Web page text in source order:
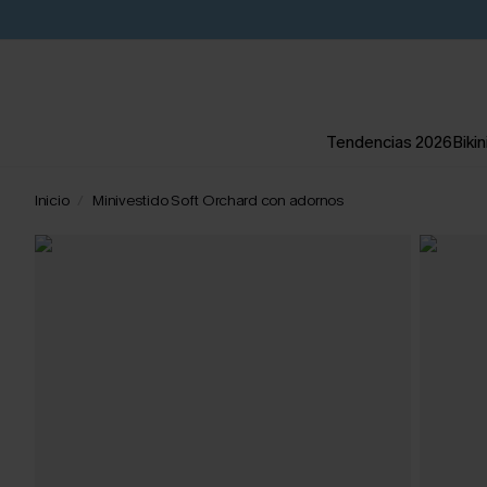
Tendencias 2026
Inicio Minivestido Soft Orchard con adornos